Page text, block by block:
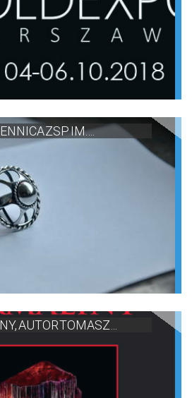
ZSP IM. ...
AUTOR TOMASZ ...